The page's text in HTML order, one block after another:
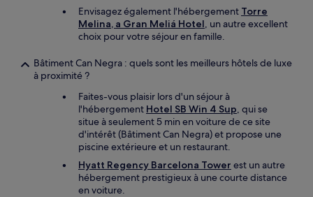
Envisagez également l'hébergement Torre
Melina, a Gran Meliá Hotel, un autre excellent
choix pour votre séjour en famille.
Bâtiment Can Negra : quels sont les meilleurs hôtels de luxe
à proximité ?
Faites-vous plaisir lors d'un séjour à
l'hébergement Hotel SB Win 4 Sup, qui se
situe à seulement 5 min en voiture de ce site
d'intérêt (Bâtiment Can Negra) et propose une
piscine extérieure et un restaurant.
Hyatt Regency Barcelona Tower est un autre
hébergement prestigieux à une courte distance
en voiture.